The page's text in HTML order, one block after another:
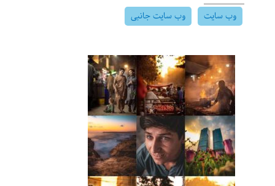
وب سایت وب سایت جانبی